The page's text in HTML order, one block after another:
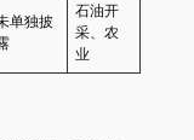
单独披
石油开
采、农
业